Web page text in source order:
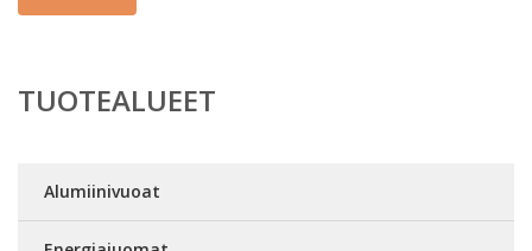
TUOTEALUEET
Alumiinivuoat